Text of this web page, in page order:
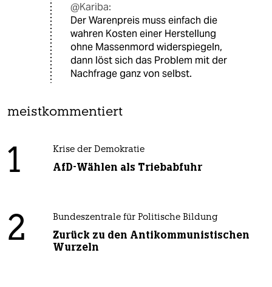
@Kariba:
Der Warenpreis muss einfach die
wahren Kosten einer Herstellung
ohne Massenmord widerspiegeln,
dann löst sich das Problem mit der
Nachfrage ganz von selbst.
meistkommentiert
1 Krise der Demokratie
AfD-Wählen als Triebabfuhr
2 Bundeszentrale für Politische Bildung
Zurück zu den Antikommunistischen
Wurzeln